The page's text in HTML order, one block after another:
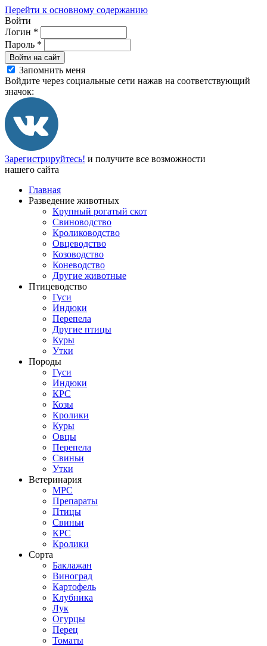
Перейти к основному содержанию
Войти
Логин *
Пароль *
Войти на сайт
Запомнить меня
Войдите через социальные сети нажав на соответствующий
значок:
Зарегистрируйтесь! и получите все возможности
нашего сайта
Главная
Разведение животных
Крупный рогатый скот
Свиноводство
Кролиководство
Овцеводство
Козоводство
Коневодство
Другие животные
Птицеводство
Гуси
Индюки
Перепела
Другие птицы
Куры
Утки
Породы
Гуси
Индюки
КРС
Козы
Кролики
Куры
Овцы
Перепела
Свиньи
Утки
Ветеринария
МРС
Препараты
Птицы
Свиньи
КРС
Кролики
Сорта
Баклажан
Виноград
Картофель
Клубника
Лук
Огурцы
Перец
Томаты